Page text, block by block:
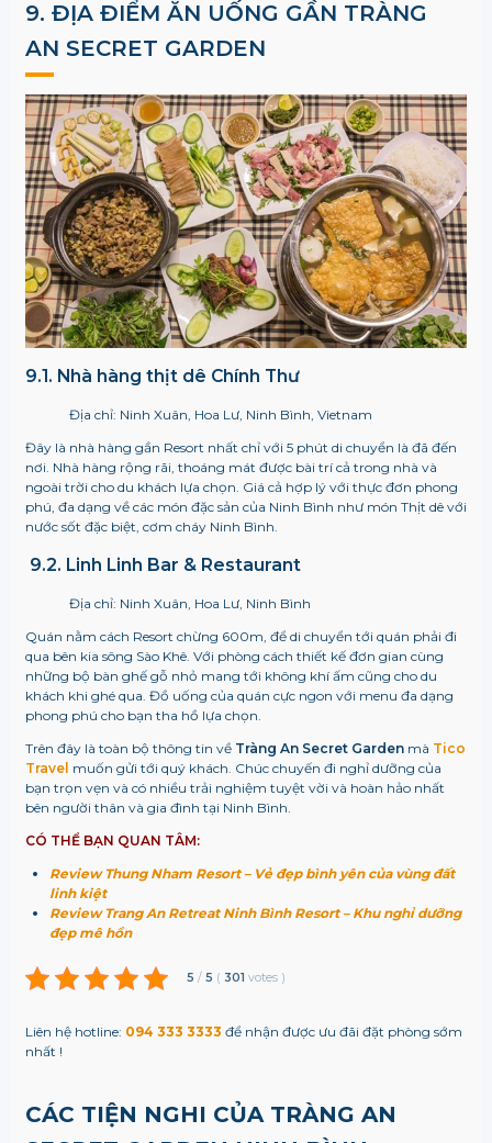
9. ĐỊA ĐIỂM ĂN UỐNG GẦN TRÀNG
AN SECRET GARDEN
9.1. Nhà hàng thịt dê Chính Thư
Địa chỉ: Ninh Xuân, Hoa Lư, Ninh Bình, Vietnam
Đây là nhà hàng gần Resort nhất chỉ với 5 phút di chuyển là đã đến
nơi. Nhà hàng rộng rãi, thoáng mát được bài trí cả trong nhà và
ngoài trời cho du khách lựa chọn. Giá cả hợp lý với thực đơn phong
phú, đa dạng về các món đặc sản của Ninh Bình như món Thịt dê với
nước sốt đặc biệt, cơm cháy Ninh Bình.
9.2. Linh Linh Bar & Restaurant
Địa chỉ: Ninh Xuân, Hoa Lư, Ninh Bình
Quán nằm cách Resort chừng 600m, để di chuyển tới quán phải đi
qua bên kia sông Sào Khê. Với phòng cách thiết kế đơn gian cùng
những bộ bàn ghế gỗ nhỏ mang tới không khí ấm cũng cho du
khách khi ghé qua. Đồ uống của quán cực ngon với menu đa dạng
phong phú cho bạn tha hồ lựa chọn.
Trên đây là toàn bộ thông tin về Tràng An Secret Gardenmà Tico
Travel muốn gửi tới quý khách. Chúc chuyến đi nghỉ dưỡng của
bạn trọn vẹn và có nhiều trải nghiệm tuyệt vời và hoàn hảo nhất
bên người thân và gia đình tại Ninh Bình.
CÓ THỂ BẠN QUAN TÂM:
Review Thung Nham Resort – Vẻ đẹp bình yên của vùng đất
linh kiệt
Review Trang An Retreat Ninh Bình Resort – Khu nghỉ dưỡng
đẹp mê hồn
5 / 5 ( 301 votes )
Liên hệ hotline: 094 333 3333 để nhận được ưu đãi đặt phòng sớm
nhất !
CÁC TIỆN NGHI CỦA TRÀNG AN